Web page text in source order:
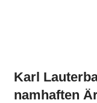
Karl
namhaften